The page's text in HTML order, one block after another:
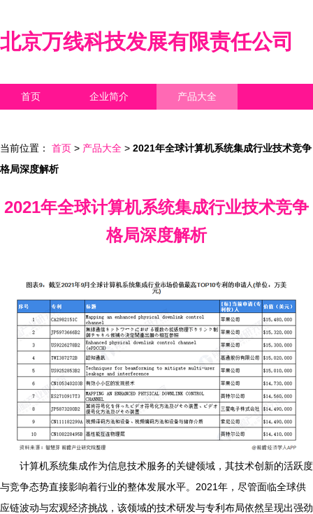
北京万线科技发展有限责任公司
首页 企业简介 产品大全
当前位置： 首页 > 产品大全 > 2021年全球计算机系统集成行业技术竞争
格局深度解析
2021年全球计算机系统集成行业技术竞争
格局深度解析
计算机系统集成作为信息技术服务的关键领域，其技术创新的活跃度
与竞争态势直接影响着行业的整体发展水平。2021年，尽管面临全球供
应链波动与宏观经济挑战，该领域的技术研发与专利布局依然呈现出强劲